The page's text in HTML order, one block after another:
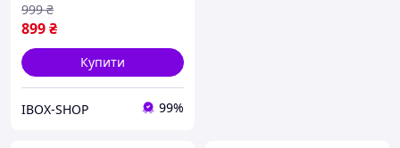
899₴
999 ₴
Купити
IBOX-SHOP 99%